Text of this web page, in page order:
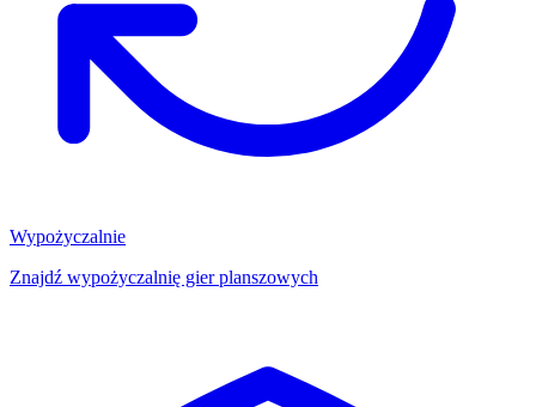
Wypożyczalnie
Znajdź wypożyczalnię gier planszowych